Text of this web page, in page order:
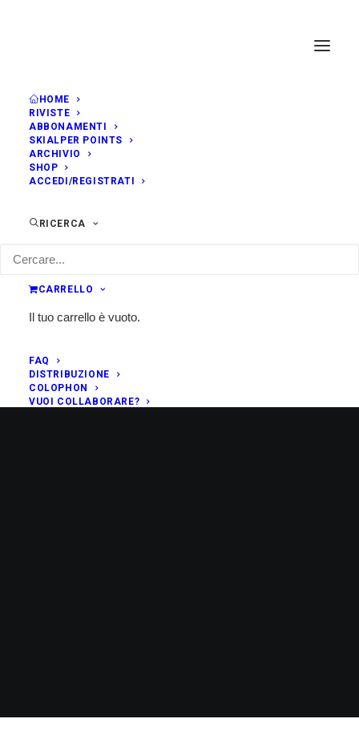
HOME
RIVISTE
ABBONAMENTI
SKIALPER POINTS
ARCHIVIO
SHOP
ACCEDI/REGISTRATI
RICERCA
CARRELLO
Il tuo carrello è vuoto.
FAQ
DISTRIBUZIONE
COLOPHON
VUOI COLLABORARE?